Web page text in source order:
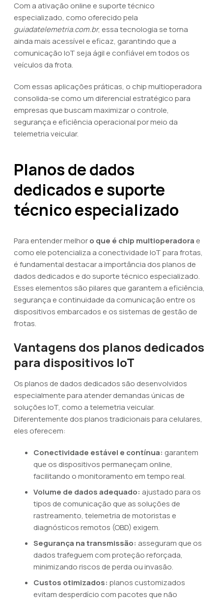
Com a ativação online e suporte técnico
especializado, como oferecido pela
guiadatelemetria.com.br, essa tecnologia se torna
ainda mais acessível e eficaz, garantindo que a
comunicação IoT seja ágil e confiável em todos os
veículos da frota.
Com essas aplicações práticas, o chip multioperadora
consolida-se como um diferencial estratégico para
empresas que buscam maximizar o controle,
segurança e eficiência operacional por meio da
telemetria veicular.
Planos de dados
dedicados e suporte
técnico especializado
Para entender melhoro que é chip multioperadora e
como ele potencializa a conectividade IoT para frotas,
é fundamental destacar a importância dos planos de
dados dedicados e do suporte técnico especializado.
Esses elementos são pilares que garantem a eficiência,
segurança e continuidade da comunicação entre os
dispositivos embarcados e os sistemas de gestão de
frotas.
Vantagens dos planos dedicados
para dispositivos IoT
Os planos de dados dedicados são desenvolvidos
especialmente para atender demandas únicas de
soluções IoT, como a telemetria veicular.
Diferentemente dos planos tradicionais para celulares,
eles oferecem:
Conectividade estável e contínua: garantem
que os dispositivos permaneçam online,
facilitando o monitoramento em tempo real.
Volume de dados adequado: ajustado para os
tipos de comunicação que as soluções de
rastreamento, telemetria de motoristas e
diagnósticos remotos (OBD) exigem.
Segurança na transmissão: asseguram que os
dados trafeguem com proteção reforçada,
minimizando riscos de perda ou invasão.
Custos otimizados: planos customizados
evitam desperdício com pacotes que não